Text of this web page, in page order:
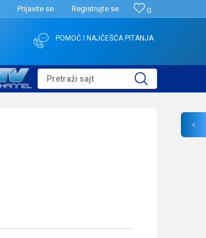
0
Prijavite se Registrujte se
POMOĆ I NAJČEŠĆA PITANJA
Pretraži sajt